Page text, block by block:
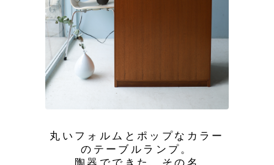
丸いフォルムとポップなカラー
のテーブルランプ。